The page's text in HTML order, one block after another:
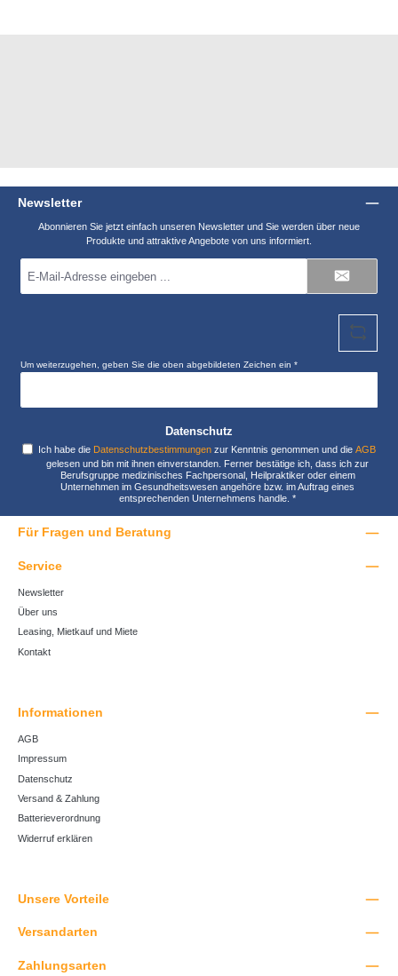
Newsletter
Abonnieren Sie jetzt einfach unseren Newsletter und Sie werden über neue
Produkte und attraktive Angebote von uns informiert.
Mail-
Um weiterzugehen, geben Sie die oben abgebildeten Zeichen ein*
Datenschutz
Ich habe die Datenschutzbestimmungen zur Kenntnis genommen und dieAGB
gelesen und bin mit ihnen einverstanden. Ferner bestätige ich, dass ich zur
Berufsgruppe medizinisches Fachpersonal, Heilpraktiker oder einem
Unternehmen im Gesundheitswesen angehöre bzw. im Auftrag eines
entsprechenden Unternehmens handle.*
Für Fragen und Beratung
Unsere Vorteile
Service
Newsletter
Über uns
Leasing, Mietkauf und Miete
Kontakt
Informationen
AGB
Impressum
Datenschutz
Versand & Zahlung
Batterieverordnung
Widerruf erklären
Versandarten
Zahlungsarten